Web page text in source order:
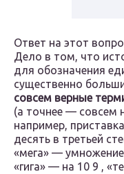
Ответ на этот
Дело в том, что
для обозначения
существенно
совсем верные
(а точнее — совсем
например,
десять в третьей
«мега» —
«гига» — на 10 9 ,